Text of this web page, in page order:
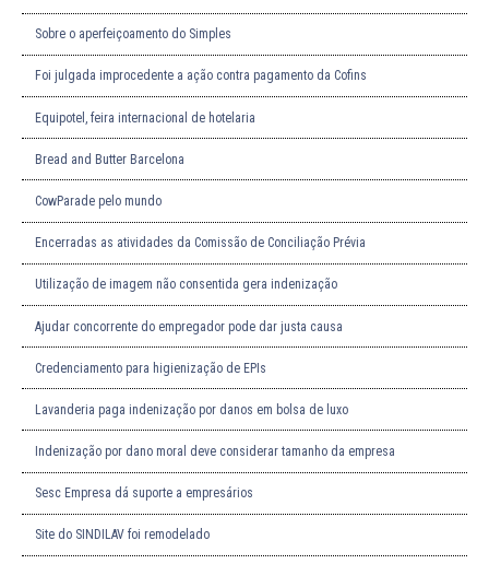
Sobre o aperfeiçoamento do Simples
Foi julgada improcedente a ação contra pagamento da Cofins
Equipotel, feira internacional de hotelaria
Bread and Butter Barcelona
CowParade pelo mundo
Encerradas as atividades da Comissão de Conciliação Prévia
Utilização de imagem não consentida gera indenização
Ajudar concorrente do empregador pode dar justa causa
Credenciamento para higienização de EPIs
Lavanderia paga indenização por danos em bolsa de luxo
Indenização por dano moral deve considerar tamanho da empresa
Sesc Empresa dá suporte a empresários
Site do SINDILAV foi remodelado